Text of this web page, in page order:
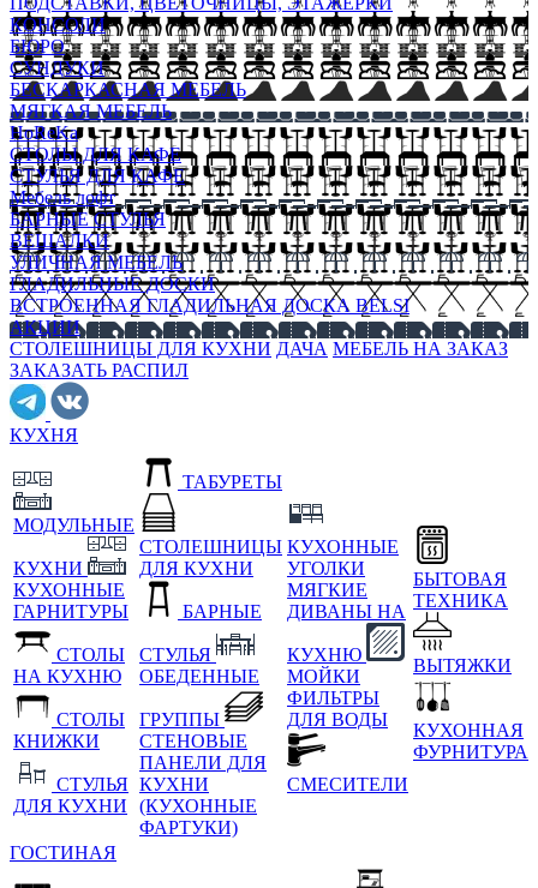
КОНСОЛИ
БЮРО
СУНДУКИ
БЕСКАРКАСНАЯ МЕБЕЛЬ
МЯГКАЯ МЕБЕЛЬ
HoReKa
СТОЛЫ ДЛЯ КАФЕ
СТУЛЬЯ ДЛЯ КАФЕ
Мебель лофт
БАРНЫЕ СТУЛЬЯ
ВЕШАЛКИ
УЛИЧНАЯ МЕБЕЛЬ
ГЛАДИЛЬНЫЕ ДОСКИ
ВСТРОЕННАЯ ГЛАДИЛЬНАЯ ДОСКА BELSI
АКЦИИ
СТОЛЕШНИЦЫ ДЛЯ КУХНИ ДАЧА МЕБЕЛЬ НА ЗАКАЗ
ЗАКАЗАТЬ РАСПИЛ
КУХНЯ
МОДУЛЬНЫЕ
КУХНИ
КУХОННЫЕ
ГАРНИТУРЫ
СТОЛЫ
НА КУХНЮ
СТОЛЫ
КНИЖКИ
СТУЛЬЯ
ДЛЯ КУХНИ
ТАБУРЕТЫ
СТОЛЕШНИЦЫ
ДЛЯ КУХНИ
БАРНЫЕ
СТУЛЬЯ
ОБЕДЕННЫЕ
ГРУППЫ
СТЕНОВЫЕ
ПАНЕЛИ ДЛЯ
КУХНИ
(КУХОННЫЕ
ФАРТУКИ)
КУХОННЫЕ
УГОЛКИ
МЯГКИЕ
ДИВАНЫ НА
КУХНЮ
МОЙКИ
ФИЛЬТРЫ
ДЛЯ ВОДЫ
СМЕСИТЕЛИ
БЫТОВАЯ
ТЕХНИКА
ВЫТЯЖКИ
КУХОННАЯ
ФУРНИТУРА
ГОСТИНАЯ